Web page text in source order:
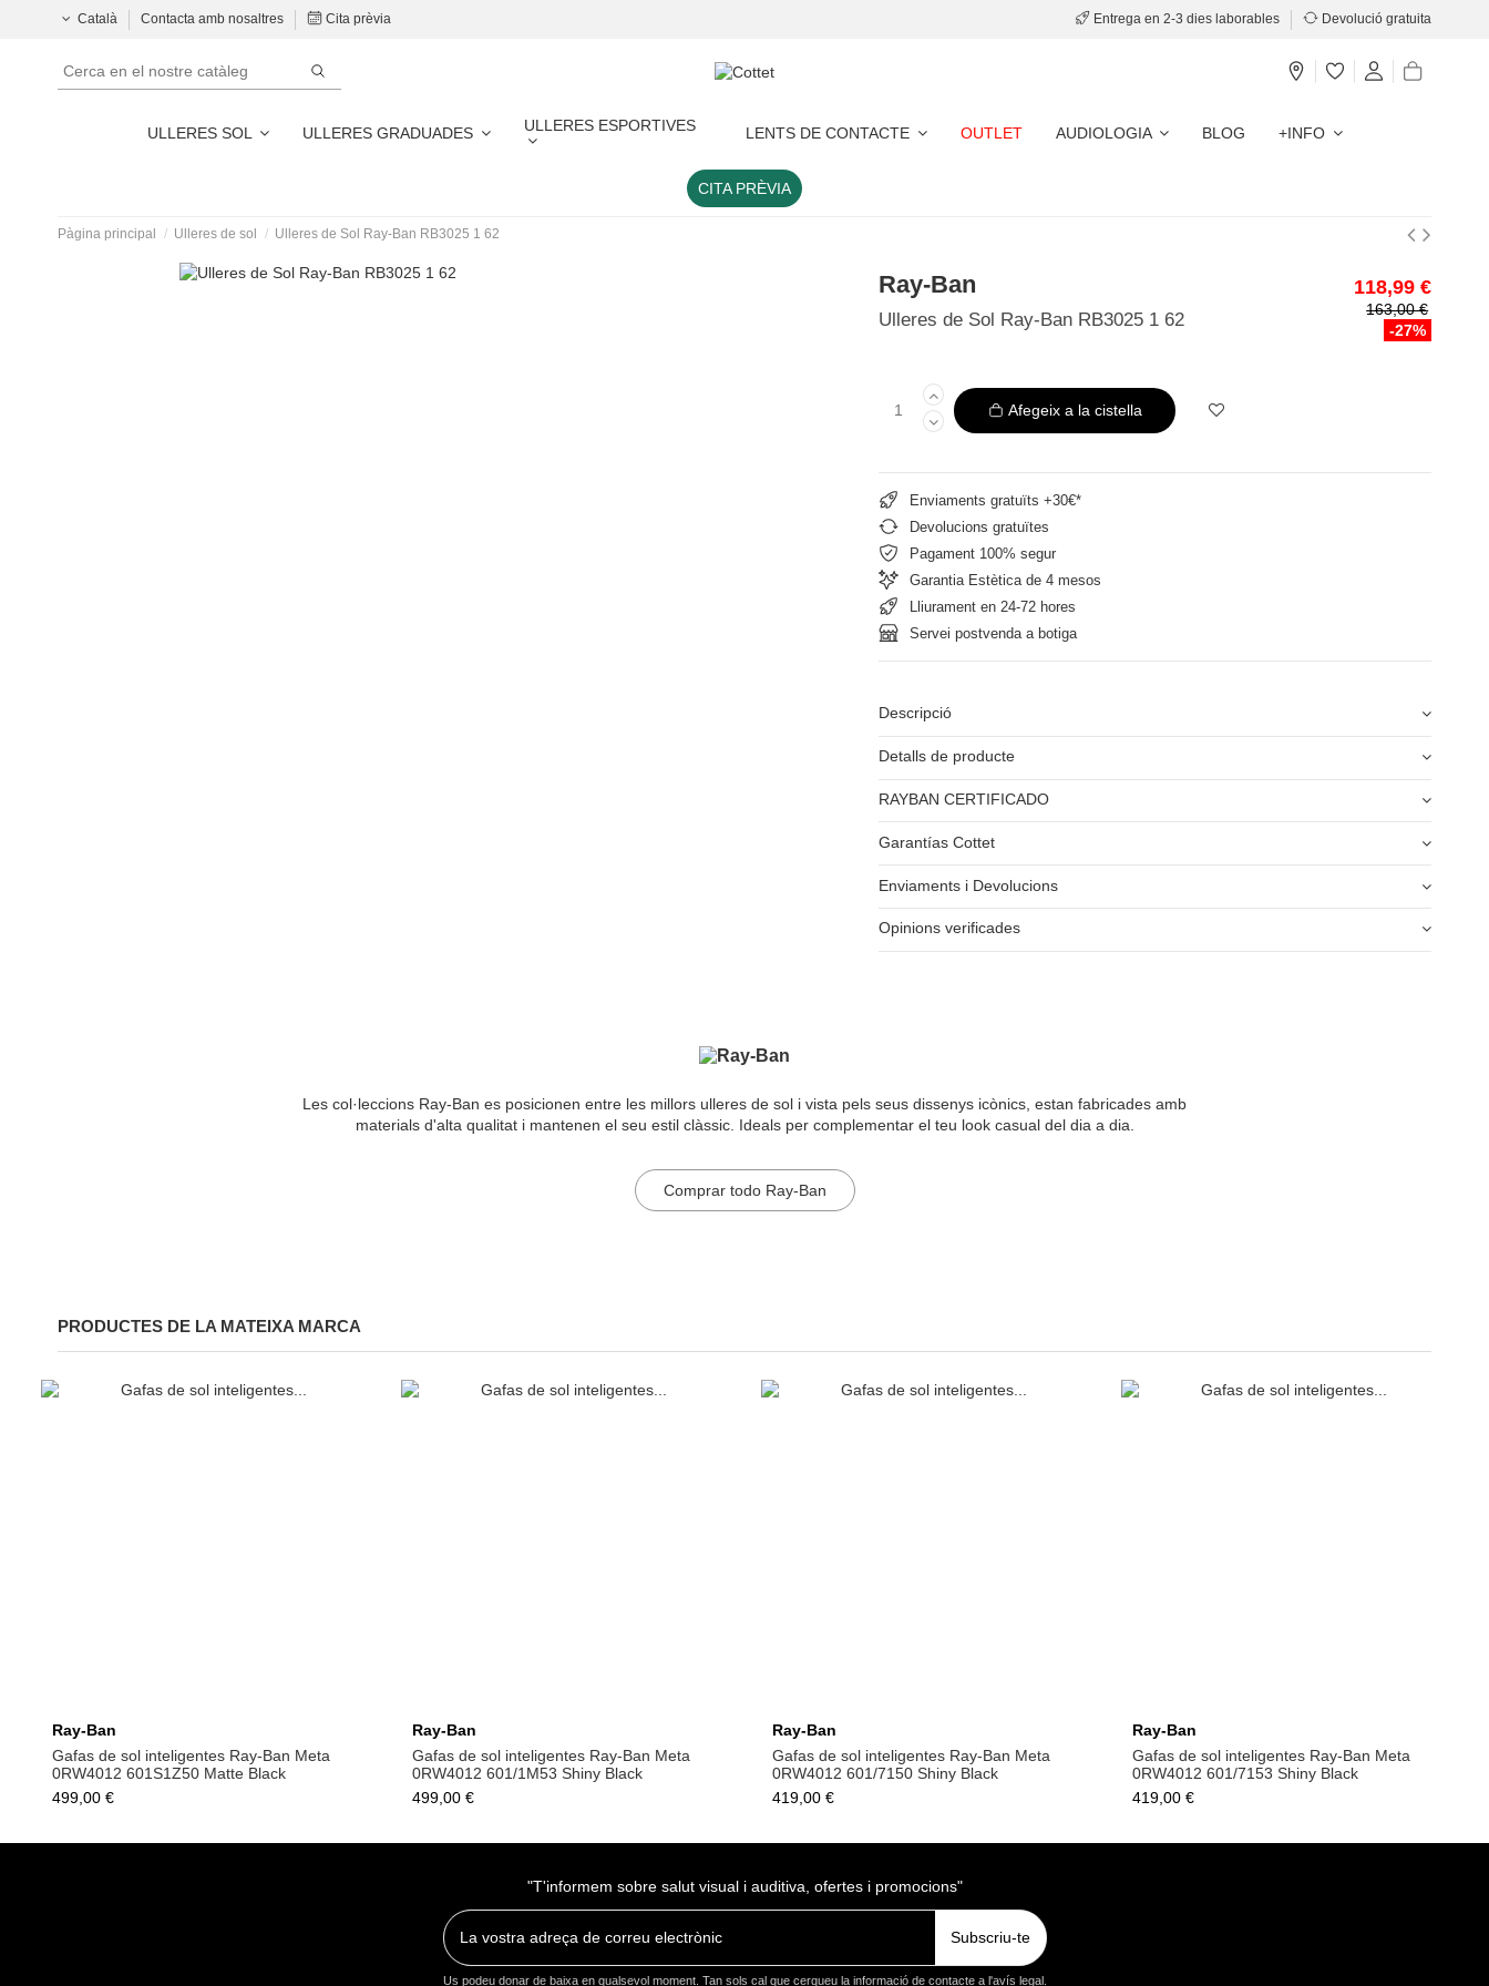
Català Contacta amb nosaltres Cita prèvia Entrega en 2-3 dies laborables Devolució gratuita
ULLERES SOL ULLERES GRADUADES ULLERES ESPORTIVES LENTS DE CONTACTE OUTLET AUDIOLOGIA BLOG +INFO
CITA PRÈVIA
Pàgina principal Ulleres de sol Ulleres de Sol Ray-Ban RB3025 1 62
Ray-Ban
Ulleres de Sol Ray-Ban RB3025 1 62
118,99 €
163,00 €
-27%
Afegeix a la cistella
Enviaments gratuïts +30€*
Devolucions gratuïtes
Pagament 100% segur
Garantia Estètica de 4 mesos
Lliurament en 24-72 hores
Servei postvenda a botiga
Descripció
Detalls de producte
RAYBAN CERTIFICADO
Garantías Cottet
Enviaments i Devolucions
Opinions verificades
Les col·leccions Ray-Ban es posicionen entre les millors ulleres de sol i vista pels seus dissenys icònics, estan fabricades amb
materials d'alta qualitat i mantenen el seu estil clàssic. Ideals per complementar el teu look casual del dia a dia.
Comprar todo Ray-Ban
PRODUCTES DE LA MATEIXA MARCA
Ray-Ban
Gafas de sol inteligentes Ray-Ban Meta
0RW4012 601S1Z50 Matte Black
499,00 €
Ray-Ban
Gafas de sol inteligentes Ray-Ban Meta
0RW4012 601/1M53 Shiny Black
499,00 €
Ray-Ban
Gafas de sol inteligentes Ray-Ban Meta
0RW4012 601/7150 Shiny Black
419,00 €
Ray-Ban
Gafas de sol inteligentes Ray-Ban Meta
0RW4012 601/7153 Shiny Black
419,00 €
"T'informem sobre salut visual i auditiva, ofertes i promocions"
Subscriu-te
Us podeu donar de baixa en qualsevol moment. Tan sols cal que cerqueu la informació de contacte a l'avís legal.